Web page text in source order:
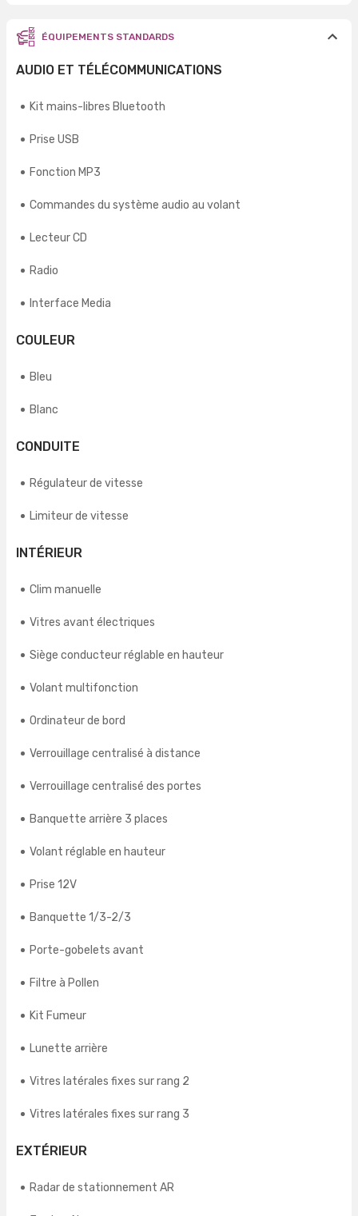
ÉQUIPEMENTS STANDARDS
AUDIO ET TÉLÉCOMMUNICATIONS
Kit mains-libres Bluetooth
Prise USB
Fonction MP3
Commandes du système audio au volant
Lecteur CD
Radio
Interface Media
COULEUR
Bleu
Blanc
CONDUITE
Régulateur de vitesse
Limiteur de vitesse
INTÉRIEUR
Clim manuelle
Vitres avant électriques
Siège conducteur réglable en hauteur
Volant multifonction
Ordinateur de bord
Verrouillage centralisé à distance
Verrouillage centralisé des portes
Banquette arrière 3 places
Volant réglable en hauteur
Prise 12V
Banquette 1/3-2/3
Porte-gobelets avant
Filtre à Pollen
Kit Fumeur
Lunette arrière
Vitres latérales fixes sur rang 2
Vitres latérales fixes sur rang 3
EXTÉRIEUR
Radar de stationnement AR